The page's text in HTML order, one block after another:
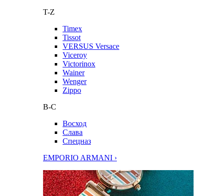
T-Z
Timex
Tissot
VERSUS Versace
Viceroy
Victorinox
Wainer
Wenger
Zippo
В-С
Восход
Слава
Спецназ
EMPORIO ARMANI ›